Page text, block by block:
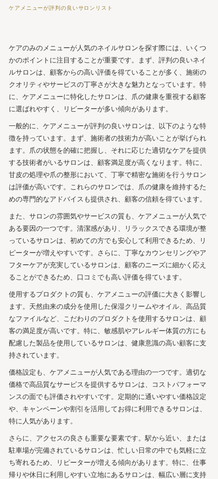
ケアメニューが評判の良いサロンリスト
ケアのみのメニューが人気のネイルサロンを探す際には、いくつ
かのポイントに注目することが重要です。まず、評判の良いネイ
ルサロンは、顧客からの高い評価を得ていることが多く、施術の
クオリティやサービスの丁寧さが大きな魅力となっています。特
に、ケアメニューに特化したサロンは、爪の健康を重視する顧客
に選ばれやすく、リピーターが多い傾向があります。
一般的に、ケアメニューが評判の良いサロンは、以下のような特
徴を持っています。まず、施術者の技術力が高いことが挙げられ
ます。爪の状態を的確に把握し、それに応じた適切なケアを提供
する技術者がいるサロンは、顧客満足度が高くなります。特に、
甘皮の処理や爪の整形において、丁寧で精密な施術を行うサロン
は評価が高いです。これらのサロンでは、爪の健康を維持するた
めの専門的なアドバイスも提供され、顧客の信頼を得ています。
また、サロンの雰囲気やサービスの質も、ケアメニューが人気で
ある要因の一つです。清潔感があり、リラックスできる環境が整
っているサロンは、初めての方でも安心して利用できるため、リ
ピーターが増えやすいです。さらに、丁寧なカウンセリングやア
フターケアが充実しているサロンは、顧客のニーズに細かく応え
ることができるため、口コミでも高い評価を得ています。
使用するプロダクトの質も、ケアメニューの評価に大きく影響し
ます。天然由来の成分を使用した保湿クリームやオイル、高品質
なファイルなど、こだわりのプロダクトを使用するサロンは、顧
客の満足度が高いです。特に、敏感肌やアレルギー体質の方にも
配慮した製品を使用しているサロンは、健康意識の高い顧客に支
持されています。
価格設定も、ケアメニューが人気である理由の一つです。適切な
価格で高品質なサービスを提供するサロンは、コストパフォーマ
ンスの面でも評価されやすいです。定期的に通いやすい価格設定
や、キャンペーンや割引を活用してお得に利用できるサロンは、
特に人気があります。
さらに、アクセスの良さも重要な要素です。駅から近い、または
駐車場が完備されているサロンは、忙しい日常の中でも気軽に立
ち寄れるため、リピーターが増える傾向があります。特に、仕事
帰りや休日に利用しやすい立地にあるサロンは、幅広い層に支持